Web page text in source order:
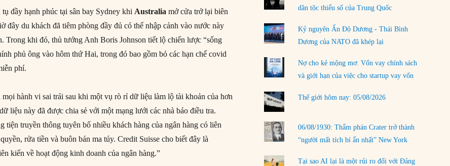
đầy hạnh phúc tại sân bay Sydney khi Australia mở cửa trở lại biên
đây du khách đã tiêm phòng đầy đủ có thể nhập cảnh vào nước này
Trong khi đó, thủ tướng Anh Boris Johnson tiết lộ chiến lược “sống
phủ ông vào hôm thứ Hai, trong đó bao gồm bỏ các hạn chế covid
phí.
mọi hành vi sai trái sau khi một vụ rò rỉ dữ liệu làm lộ tài khoản của hơn
liệu này đã được chia sẻ với một mạng lưới các nhà báo điều tra.
tiện truyền thông tuyên bố nhiều khách hàng của ngân hàng có liên
rửa tiền và buôn bán ma túy. Credit Suisse cho biết đây là
kiến về hoạt động kinh doanh của ngân hàng.”
phải chịu đựng?
LOAD MORE
dân tộc thiểu số của Trung Quốc
Kỷ nguyên Ấn Độ Dương - Thái Bình
Dương của NATO đã khép lại
Nợ cho kẻ mộng mơ: Vốn vay chính sách
và giới hạn của việc cho startup vay vốn
Thế giới hôm nay: 05/08/2026
06/08/1930: Thẩm phán Crater trở thành
“người mất tích bí ẩn nhất” New York
Tại sao AI lại là một rủi ro đối với Đảng